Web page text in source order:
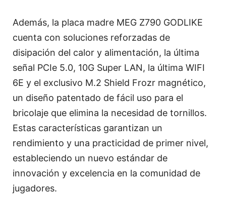
Además, la placa madre MEG Z790 GODLIKE
cuenta con soluciones reforzadas de
disipación del calor y alimentación, la última
señal PCIe 5.0, 10G Super LAN, la última WIFI
6E y el exclusivo M.2 Shield Frozr magnético,
un diseño patentado de fácil uso para el
bricolaje que elimina la necesidad de tornillos.
Estas características garantizan un
rendimiento y una practicidad de primer nivel,
estableciendo un nuevo estándar de
innovación y excelencia en la comunidad de
jugadores.